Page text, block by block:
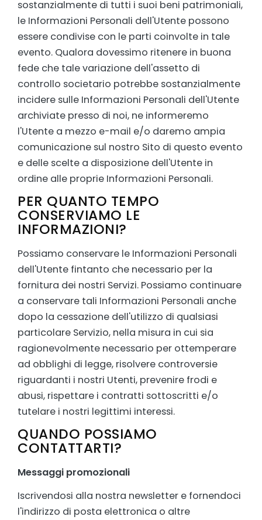
sostanzialmente di tutti i suoi beni patrimoniali,
le Informazioni Personali dell'Utente possono
essere condivise con le parti coinvolte in tale
evento. Qualora dovessimo ritenere in buona
fede che tale variazione dell'assetto di
controllo societario potrebbe sostanzialmente
incidere sulle Informazioni Personali dell'Utente
archiviate presso di noi, ne informeremo
l'Utente a mezzo e-mail e/o daremo ampia
comunicazione sul nostro Sito di questo evento
e delle scelte a disposizione dell'Utente in
ordine alle proprie Informazioni Personali.
PER QUANTO TEMPO
CONSERVIAMO LE
INFORMAZIONI?
Possiamo conservare le Informazioni Personali
dell'Utente fintanto che necessario per la
fornitura dei nostri Servizi. Possiamo continuare
a conservare tali Informazioni Personali anche
dopo la cessazione dell'utilizzo di qualsiasi
particolare Servizio, nella misura in cui sia
ragionevolmente necessario per ottemperare
ad obblighi di legge, risolvere controversie
riguardanti i nostri Utenti, prevenire frodi e
abusi, rispettare i contratti sottoscritti e/o
tutelare i nostri legittimi interessi.
QUANDO POSSIAMO
CONTATTARTI?
Messaggi promozionali
Iscrivendosi alla nostra newsletter e fornendoci
l'indirizzo di posta elettronica o altre